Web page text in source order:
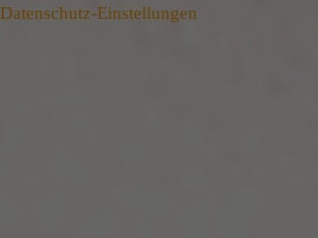
Datenschutz-Einstellungen